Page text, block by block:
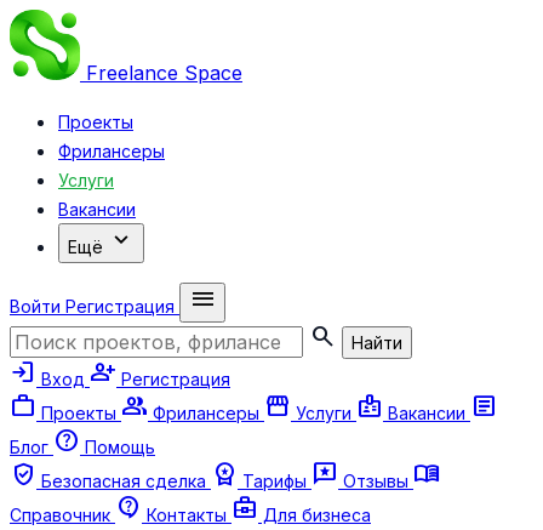
Freelance Space
Проекты
Фрилансеры
Услуги
Вакансии
Ещё expand_more
Войти Регистрация
menu
search
Найти
login Вход person_add Регистрация
work Проекты group Фрилансеры storefront Услуги badge Вакансии article
Блог help Помощь
verified_user Безопасная сделка workspace_premium Тарифы reviews Отзывы menu_book
Справочник contact_support Контакты business_center Для бизнеса